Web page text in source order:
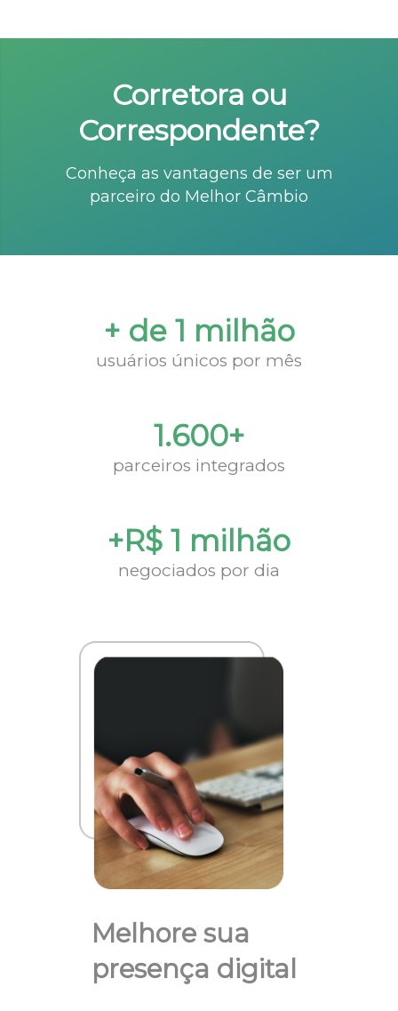
Corretora ou
Correspondente?
Conheça as vantagens de ser um
parceiro do Melhor Câmbio
+ de 1 milhão
usuários únicos por mês
1.600+
parceiros integrados
+R$ 1 milhão
negociados por dia
Melhore sua
presença digital